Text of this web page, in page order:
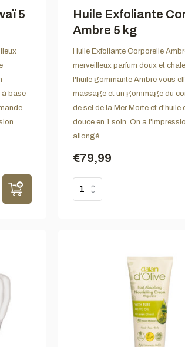
5
à base
Huile Exfoliante
Ambre 5 kg
Huile Exfoliante Corporelle
merveilleux parfum doux et
l'huile gommante Ambre vous
massage et un gommage du
de sel de la Mer Morte et d'huile
douce en 1 soin. On a
allongé
€79,99